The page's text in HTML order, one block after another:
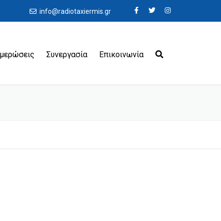
info@radiotaxiermis.gr
Συνεργασία Επικοινωνία